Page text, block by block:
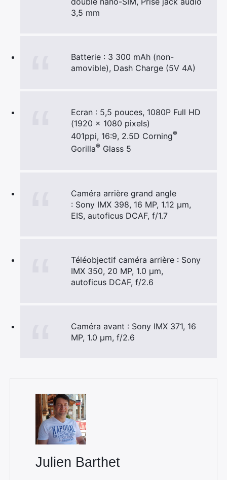
3,5 mm
Batterie : 3 300 mAh (non-
amovible), Dash Charge (5V 4A)
Ecran : 5,5 pouces, 1080P Full HD
(1920 x 1080 pixels)
401ppi, 16:9, 2.5D Corning®
Gorilla® Glass 5
Caméra arrière grand angle
: Sony IMX 398, 16 MP, 1.12 µm,
EIS, autoficus DCAF, f/1.7
Téléobjectif caméra arrière : Sony
IMX 350, 20 MP, 1.0 µm,
autoficus DCAF, f/2.6
Caméra avant : Sony IMX 371, 16
MP, 1.0 µm, f/2.6
Julien Barthet